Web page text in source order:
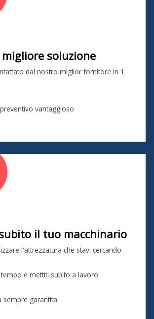
migliore soluzione
dal nostro miglior fornitore in 1
vantaggioso
il tuo macchinario
l'attrezzatura che stavi cercando
e mettiti subito a lavoro
sempre garantita